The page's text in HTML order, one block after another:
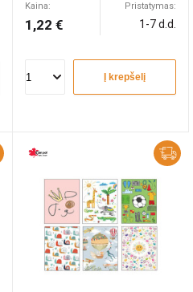
Kaina:
1,22 €
Pristatymas:
1-7 d.d.
Į krepšelį